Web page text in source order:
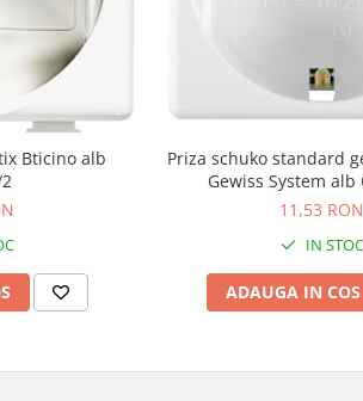
Bticino alb
Priza schuko standard
Gewiss System alb
11,53 RON
IN STOC
ADAUGA IN COS